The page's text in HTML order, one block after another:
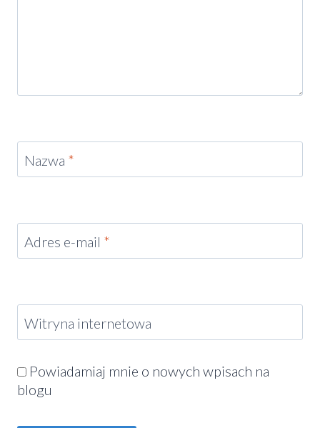
Nazwa *
Adres e-mail *
Witryna internetowa
Powiadamiaj mnie o nowych wpisach na
blogu